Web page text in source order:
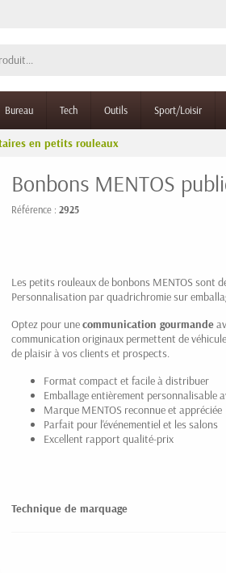
Bureau Tech Outils Sport/Loisir
en petits rouleaux
Bonbons MENTOS
Référence : 2925
Les petits rouleaux de bonbons MENTOS sont
Personnalisation par quadrichromie sur
Optez pour unecommunication gourmande
communication originaux permettent de
de plaisir à vos clients et prospects.
Format compact et facile à distribuer
Emballage entièrement personnalisable
Marque MENTOS reconnue et appréciée
Parfait pour l'événementiel et les salons
Excellent rapport qualité-prix
Technique de marquage